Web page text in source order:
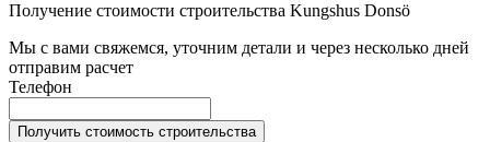
Получение стоимости строительства Kungshus Donsö
Мы с вами свяжемся, уточним детали и через несколько дней
отправим расчет
Телефон
Получить стоимость строительства